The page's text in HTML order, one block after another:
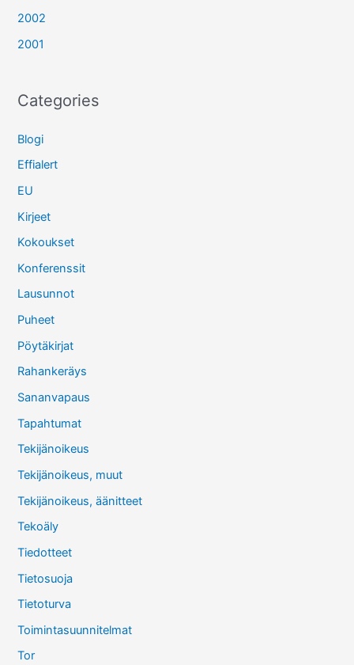
2002
2001
Categories
Blogi
Effialert
EU
Kirjeet
Kokoukset
Konferenssit
Lausunnot
Puheet
Pöytäkirjat
Rahankeräys
Sananvapaus
Tapahtumat
Tekijänoikeus
Tekijänoikeus, muut
Tekijänoikeus, äänitteet
Tekoäly
Tiedotteet
Tietosuoja
Tietoturva
Toimintasuunnitelmat
Tor